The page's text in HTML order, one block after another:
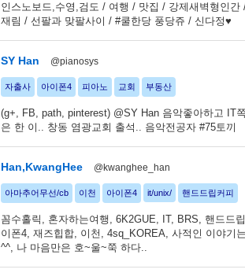
인스노보드,수영,검도 / 여행 / 맛집 / 강제새벽형인간
재림 / 선팔과 맞팔사이 / #쿨한당 풍당쥬 / 신다정♥
SY Han @pianosys
자출사 아이폰4 피아노 교회 부동산
(g+, FB, path, pinterest) @SY Han 음악좋아하고 IT
은 한 이.. 창동 염광교회 출석.. 음악전공자 #75토끼
Han,KwangHee @kwanghee_han
아마추어무선/cb 이천 아이폰4 it/unix/ 핸드드립커피
꼼수홀릭, 혼자하는여행, 6K2GUE, IT, BRS, 핸드드
이폰4, 재즈힙합, 이천, 4sq_KOREA, 사적인 이야기
^^, 나 마음만은 호~울~쭉 하다..